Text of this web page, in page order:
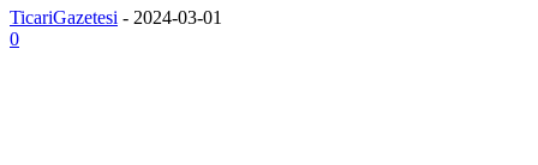
TicariGazetesi - 2024-03-01
0